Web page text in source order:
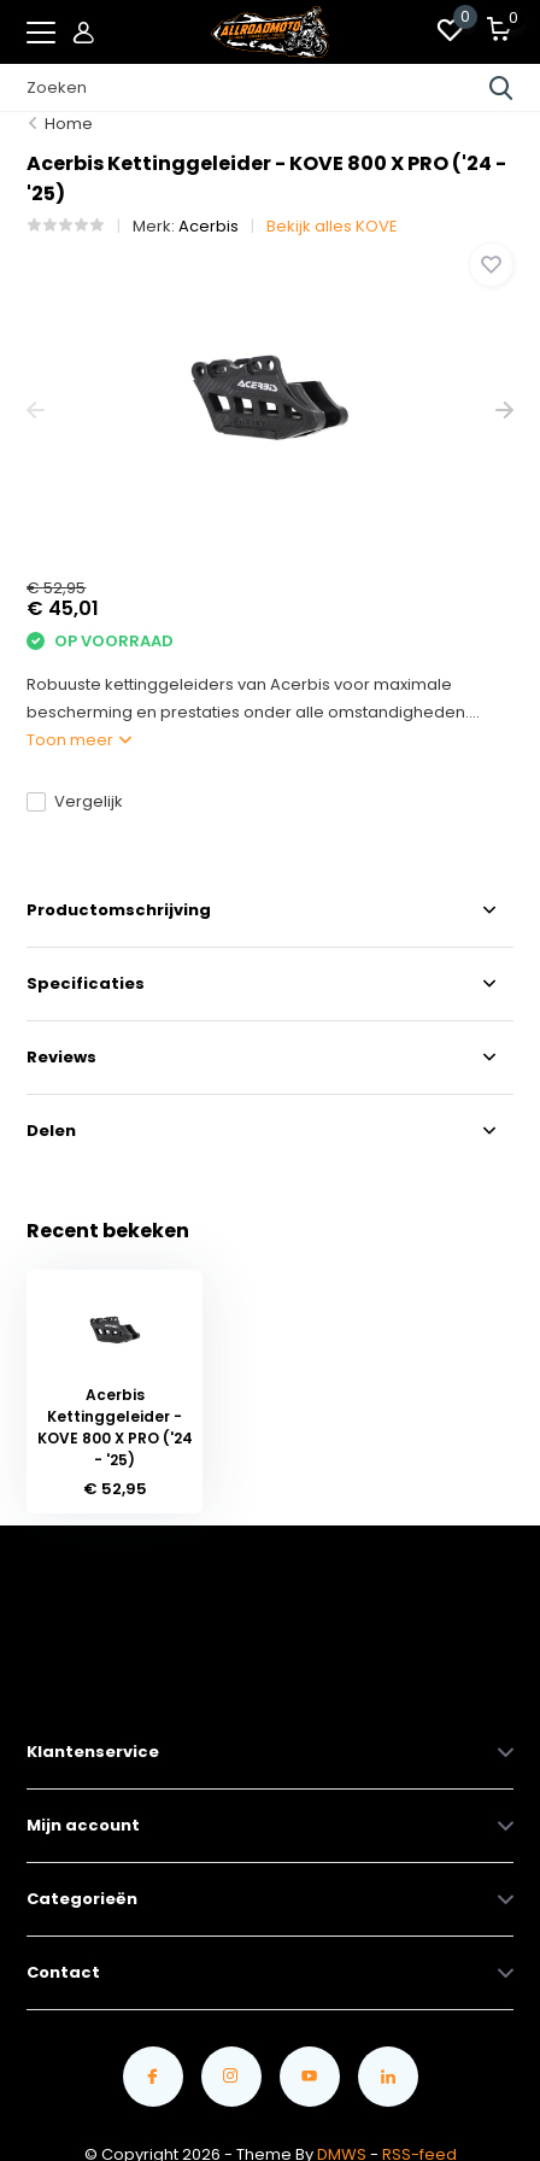
0 0
Home
Acerbis Kettinggeleider - KOVE 800 X PRO ('24 -
'25)
Merk:Acerbis Bekijk alles KOVE
€ 52,95
€ 45,01
OP VOORRAAD
Robuuste kettinggeleiders van Acerbis voor maximale
bescherming en prestaties onder alle omstandigheden....
Toon meer
Vergelijk
Productomschrijving
Specificaties
Reviews
Delen
Recent bekeken
Acerbis
Kettinggeleider -
KOVE 800 X PRO ('24
- '25)
€ 52,95
Klantenservice
Mijn account
Categorieën
Contact
© Copyright 2026 - Theme ByDMWS - RSS-feed